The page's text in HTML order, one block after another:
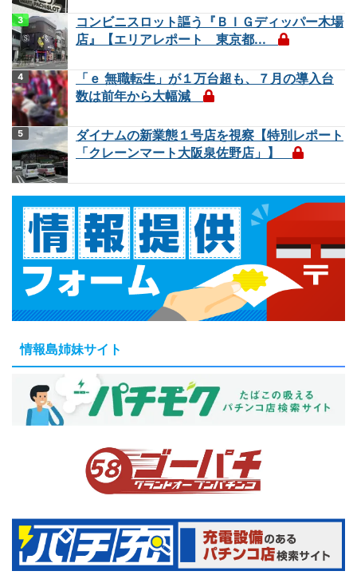
コンビニスロット謳う『ＢＩＧディッパー木場
店』【エリアレポート 東京都...
「ｅ 無職転生」が１万台超も、７月の導入台
数は前年から大幅減
ダイナムの新業態１号店を視察【特別レポート
「クレーンマート大阪泉佐野店」】
情報島姉妹サイト